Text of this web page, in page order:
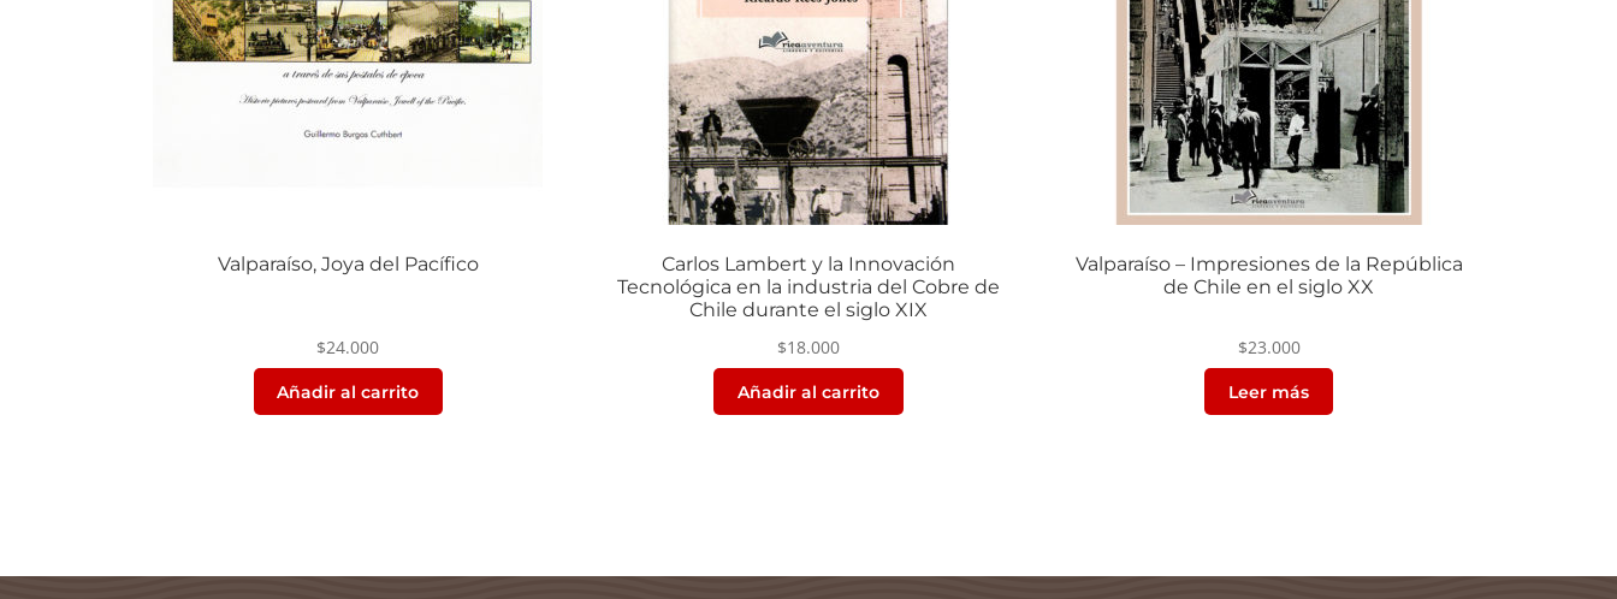
Valparaíso, Joya del Pacífico
$24.000
Añadir al carrito
Carlos Lambert y la Innovación
Tecnológica en la industria del Cobre de
Chile durante el siglo XIX
$18.000
Añadir al carrito
Valparaíso – Impresiones de la República
de Chile en el siglo XX
$23.000
Leer más